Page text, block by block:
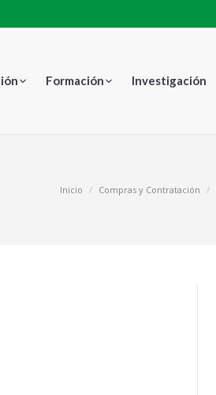
Formación Investigación
Inicio Compras y Contratación